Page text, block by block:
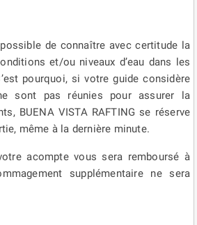
de connaître avec certitude la
et/ou niveaux d’eau dans les
pourquoi, si votre guide considère
sont pas réunies pour assurer la
BUENA VISTA RAFTING se réserve
même à la dernière minute.
acompte vous sera remboursé à
supplémentaire ne sera